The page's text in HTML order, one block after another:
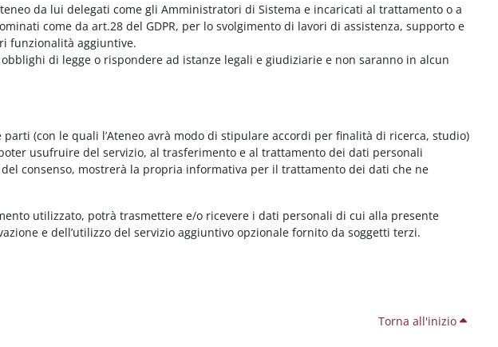
da lui delegati come gli Amministratori di Sistema e incaricati al trattamento o a
come da art.28 del GDPR, per lo svolgimento di lavori di assistenza, supporto e
funzionalità aggiuntive.
di legge o rispondere ad istanze legali e giudiziarie e non saranno in alcun
(con le quali l’Ateneo avrà modo di stipulare accordi per finalità di ricerca, studio)
usufruire del servizio, al trasferimento e al trattamento dei dati personali
consenso, mostrerà la propria informativa per il trattamento dei dati che ne
utilizzato, potrà trasmettere e/o ricevere i dati personali di cui alla presente
e dell’utilizzo del servizio aggiuntivo opzionale fornito da soggetti terzi.
Torna all'inizio